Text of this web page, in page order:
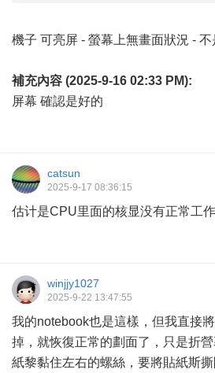
機子 可亮屏 - 螢幕上無畫面狀況 - 不
補充內容 (2025-9-16 02:33 PM):
屏幕 確認是好的
catsun
2025-9-17 08:36:15
估计是CPU里面的核显没有正常工
winjjy1027
2025-9-22 13:47:55
我的notebook也是這樣，但我直接
掉，就恢復正常的劃面了，只是折
紙黎黏住左右的螺絲，要將貼紙斯